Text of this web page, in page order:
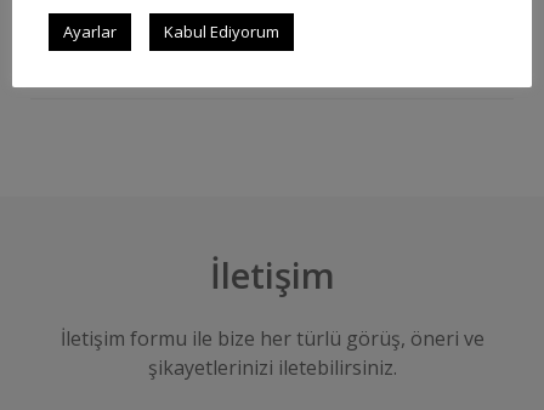
JetSu – Mobil Su Sipariş Uygulaması
İletişim
İletişim formu ile bize her türlü görüş, öneri ve
şikayetlerinizi iletebilirsiniz.
Ayarlar Kabul Ediyorum